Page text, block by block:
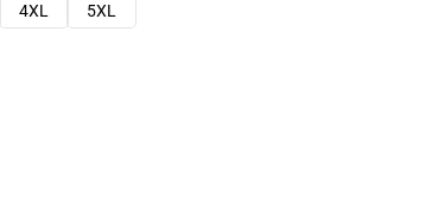
4XL
5XL